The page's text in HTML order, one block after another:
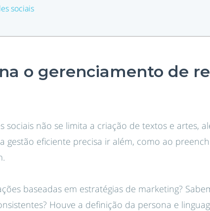
sociais
o gerenciamento de
sociais não se limita a criação de textos e artes,
gestão eficiente precisa ir além, como ao
baseadas em estratégias de marketing?
Houve a definição da persona e